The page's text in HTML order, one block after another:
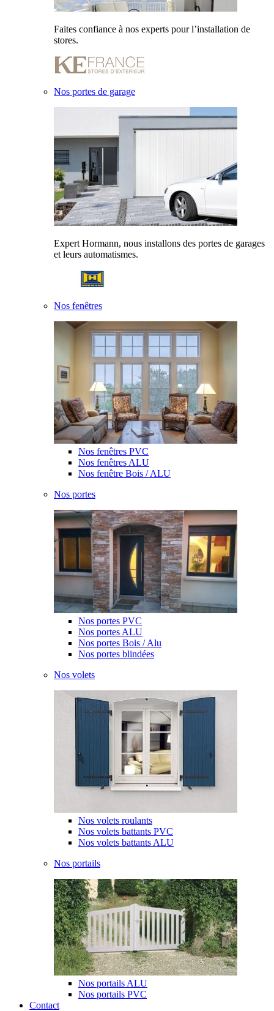
Faites confiance à nos experts pour l’installation de
stores.
Nos portes de garage
Expert Hormann, nous installons des portes de garages
et leurs automatismes.
Nos fenêtres
Nos fenêtres PVC
Nos fenêtres ALU
Nos fenêtre Bois / ALU
Nos portes
Nos portes PVC
Nos portes ALU
Nos portes Bois / Alu
Nos portes blindées
Nos volets
Nos volets roulants
Nos volets battants PVC
Nos volets battants ALU
Nos portails
Nos portails ALU
Nos portails PVC
Contact